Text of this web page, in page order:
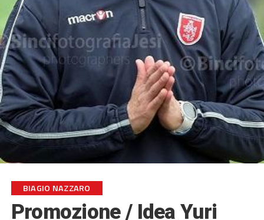
BIAGIO NAZZARO
Promozione / Idea Yuri